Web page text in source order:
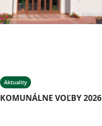
Aktuality
KOMUNÁLNE VOĽBY 2026